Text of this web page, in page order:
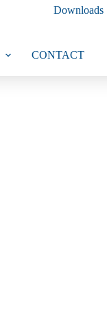
Downloads
CONTACT